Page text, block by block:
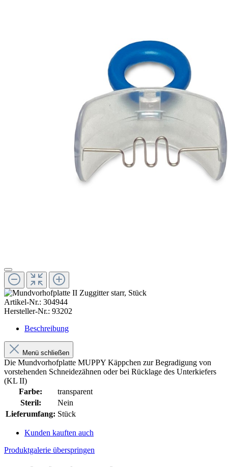
Artikel-Nr.: 304944
Hersteller-Nr.: 93202
Beschreibung
Menü schließen
Die Mundvorhofplatte MUPPY Käppchen zur Begradigung von
vorstehenden Schneidezähnen oder bei Rücklage des Unterkiefers
(KL II)
Farbe:
transparent
Steril:
Nein
Lieferumfang: Stück
Kunden kauften auch
Produktgalerie überspringen